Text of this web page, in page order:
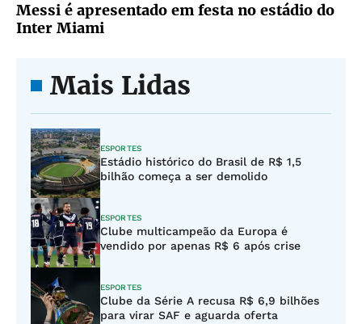
Messi é apresentado em festa no estádio do
Inter Miami
Mais Lidas
ESPORTES
Estádio histórico do Brasil de R$ 1,5
bilhão começa a ser demolido
ESPORTES
Clube multicampeão da Europa é
vendido por apenas R$ 6 após crise
ESPORTES
Clube da Série A recusa R$ 6,9 bilhões
para virar SAF e aguarda oferta